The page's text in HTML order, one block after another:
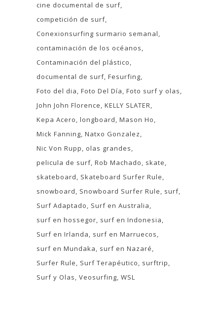
cine documental de surf
competición de surf
Conexionsurfing surmario semanal
contaminación de los océanos
Contaminación del plástico
documental de surf Fesurfing
Foto del dia Foto Del Día Foto surf y olas
John John Florence KELLY SLATER
Kepa Acero longboard Mason Ho
Mick Fanning Natxo Gonzalez
Nic Von Rupp
olas grandes
pelicula de surf Rob Machado
skate
skateboard
Skateboard Surfer Rule
snowboard
Snowboard Surfer Rule
surf
Surf Adaptado
Surf en Australia
surf en hossegor surf en Indonesia
Surf en Irlanda
surf en Marruecos
surf en Mundaka
surf en Nazaré
Surfer Rule
Surf Terapéutico
surftrip
Surf y Olas Veosurfing WSL